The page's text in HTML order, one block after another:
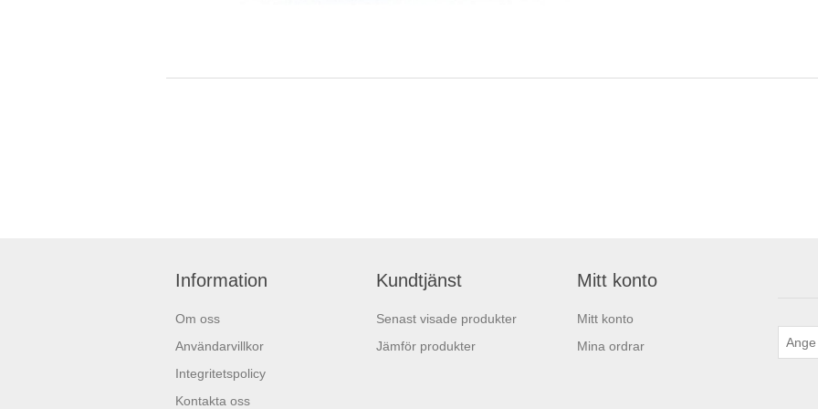
Information
Om oss
Användarvillkor
Integritetspolicy
Kontakta oss
Kundtjänst
Senast visade produkter
Jämför produkter
Mitt konto
Mitt konto
Mina ordrar